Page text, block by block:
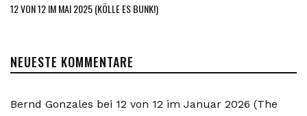
12 VON 12 IM MAI 2025 (KÖLLE ES BUNK!)
NEUESTE KOMMENTARE
Bernd Gonzales bei 12 von 12 im Januar 2026 (The